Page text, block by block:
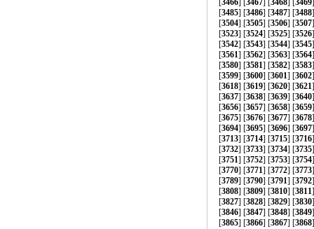
[3466] [3467] [3468] [3469
[3485] [3486] [3487] [3488
[3504] [3505] [3506] [3507
[3523] [3524] [3525] [3526
[3542] [3543] [3544] [3545
[3561] [3562] [3563] [3564
[3580] [3581] [3582] [3583
[3599] [3600] [3601] [3602
[3618] [3619] [3620] [3621
[3637] [3638] [3639] [3640
[3656] [3657] [3658] [3659
[3675] [3676] [3677] [3678
[3694] [3695] [3696] [3697
[3713] [3714] [3715] [3716
[3732] [3733] [3734] [3735
[3751] [3752] [3753] [3754
[3770] [3771] [3772] [3773
[3789] [3790] [3791] [3792
[3808] [3809] [3810] [3811
[3827] [3828] [3829] [3830
[3846] [3847] [3848] [3849
[3865] [3866] [3867] [3868